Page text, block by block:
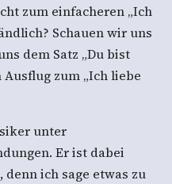
zum einfacheren „Ich
Schauen wir uns
dem Satz „Du bist
zum „Ich liebe
unter
Er ist dabei
ich sage etwas zu